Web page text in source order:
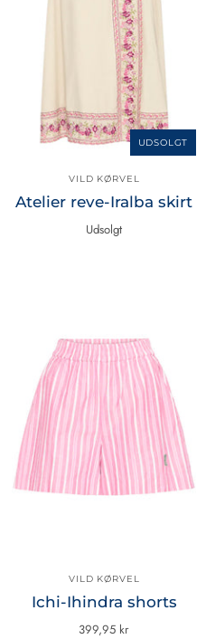
UDSOLGT
VILD KØRVEL
Atelier reve-Iralba skirt
Udsolgt
VILD KØRVEL
Ichi-Ihindra shorts
399,95 kr